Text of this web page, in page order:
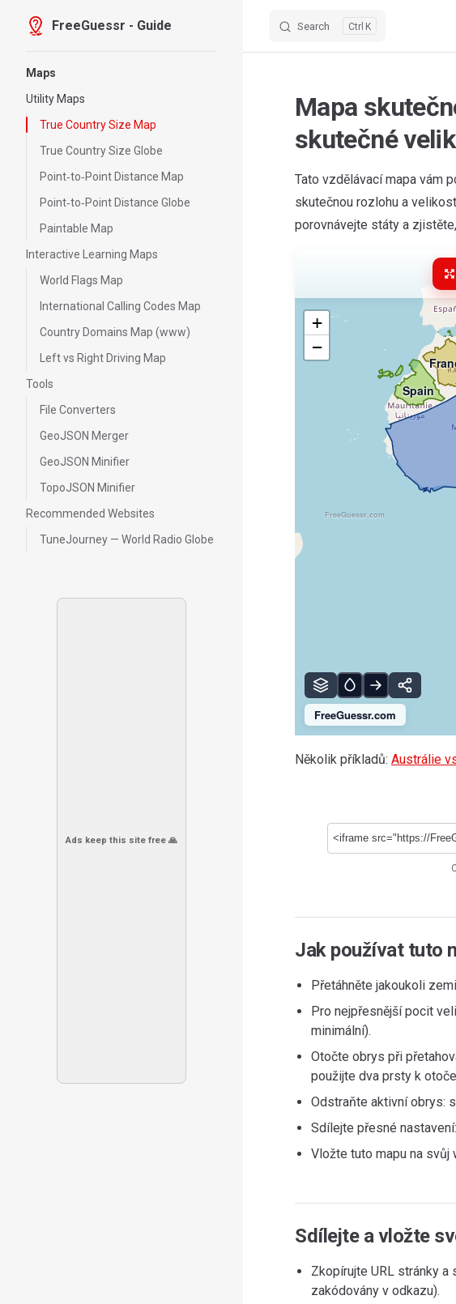
Skip to content
FreeGuessr - Guide Search K
Maps
Utility Maps
True Country Size Map
True Country Size Globe
Point‑to‑Point Distance Map
Point‑to‑Point Distance Globe
Paintable Map
Interactive Learning Maps
World Flags Map
International Calling Codes Map
Country Domains Map (www)
Left vs Right Driving Map
Tools
File Converters
GeoJSON Merger
GeoJSON Minifier
TopoJSON Minifier
Recommended Websites
TuneJourney — World Radio Globe
Ads keep this site free 🙏
Mapa
skutečné
Tato vzdělávací mapa vám
skutečnou rozlohu a
porovnávejte státy a
FreeGuessr.com
FreeGuessr.com
Spain
+
−
Několik příkladů: Austrálie
Jak používat tuto
Přetáhněte jakoukoli
Pro nejpřesnější pocit
minimální).
Otočte obrys při
použijte dva prsty k
Odstraňte aktivní obrys:
Sdílejte přesné
Vložte tuto mapu na svůj
Sdílejte a vložte
Zkopírujte URL stránky
zakódovány v odkazu).